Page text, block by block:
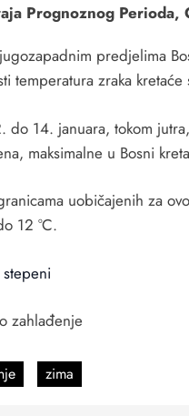
Prognoznog Perioda,
predjelima
temperatura zraka
14. januara, tokom
maksimalne u Bosni
uobičajenih za
12 °C.
zahlađenje
zima